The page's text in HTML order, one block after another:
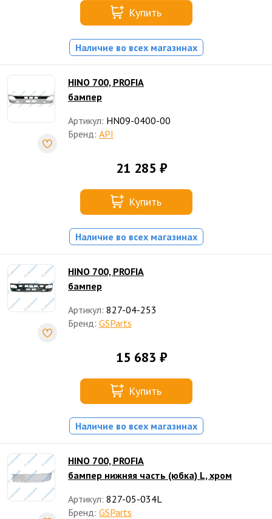
Купить
Наличие во всех магазинах
HINO 700, PROFIA
бампер
Артикул: HN09-0400-00
Бренд: API
21 285 ₽
Купить
Наличие во всех магазинах
HINO 700, PROFIA
бампер
Артикул: 827-04-253
Бренд: GSParts
15 683 ₽
Купить
Наличие во всех магазинах
HINO 700, PROFIA
бампер нижняя часть (юбка) L, хром
Артикул: 827-05-034L
Бренд: GSParts